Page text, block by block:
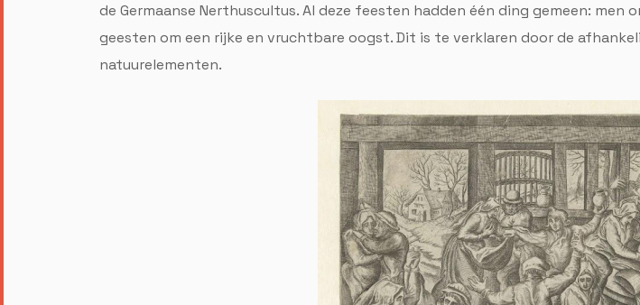
de Germaanse Nerthuscultus. Al deze feesten hadden één ding gemeen:
geesten om een rijke en vruchtbare oogst. Dit is te verklaren door de
natuurelementen.